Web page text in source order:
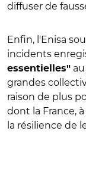
diffuser de
Enfin, l'Enisa
incidents
essentielles"
grandes
raison de plus
dont la France,
la résilience de